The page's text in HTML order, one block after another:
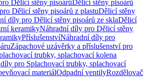
Dělicí stěny pisoárůDělicí stěny pisoárů
Dělicí stěny pisoárů z plastuDělicí stěny
díly pro Dělicí stěny pisoárů ze sklaDělicí
keramikyNáhradní díly pro Dělicí stěny
PříslušenstvíNáhradní díly pro
Zápachové uzávěrky a příslušenství pro
trubky, splachovací kolena
pro Splachovací trubky, splachovací
materiálOdpadní ventilyRozdělovač